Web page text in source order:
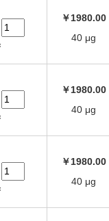
￥1980.00
40 μg
￥1980.00
40 μg
￥1980.00
40 μg